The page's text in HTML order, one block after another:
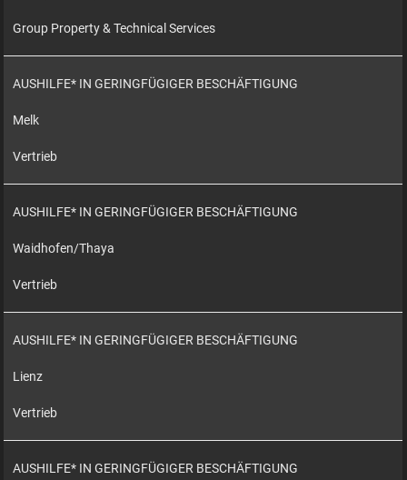
Group Property & Technical Services
AUSHILFE* IN GERINGFÜGIGER BESCHÄFTIGUNG
Melk
Vertrieb
AUSHILFE* IN GERINGFÜGIGER BESCHÄFTIGUNG
Waidhofen/Thaya
Vertrieb
AUSHILFE* IN GERINGFÜGIGER BESCHÄFTIGUNG
Lienz
Vertrieb
AUSHILFE* IN GERINGFÜGIGER BESCHÄFTIGUNG